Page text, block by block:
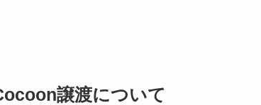
譲渡について